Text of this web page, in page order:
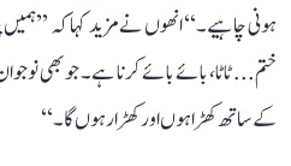
ہونی چاہیے۔‘‘ انھوں نے مزید کہا کہ
ختم... ٹاٹا، بائے بائے کرنا ہے۔ جو بھی
کے ساتھ کھڑا ہوں اور کھڑا رہوں گا۔‘‘